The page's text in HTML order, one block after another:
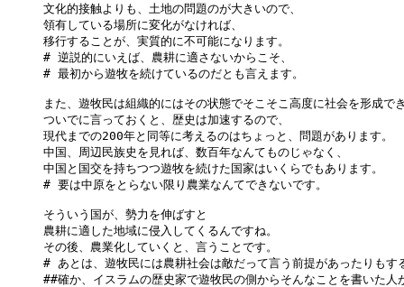
文化的接触よりも、土地の問題のが大きいので、
領有している場所に変化がなければ、
移行することが、実質的に不可能になります。
# 逆説的にいえば、農耕に適さないからこそ、
# 最初から遊牧を続けているのだとも言えます。
また、遊牧民は組織的にはその状態でそこそこ高度に社会を形成で
ついでに言っておくと、歴史は加速するので、
現代までの200年と同等に考えるのはちょっと、問題があります。
中国、周辺民族史を見れば、数百年なんてものじゃなく、
中国と国交を持ちつつ遊牧を続けた国家はいくらでもあります。
# 要は中原をとらない限り農業なんてできないです。
そういう国が、勢力を伸ばすと
農耕に適した地域に侵入してくるんですね。
その後、農業化していくと、言うことです。
# あとは、遊牧民には農耕社会は敵だって言う前提があったりもす
##確か、イスラムの歴史家で遊牧民の側からそんなことを書いた人